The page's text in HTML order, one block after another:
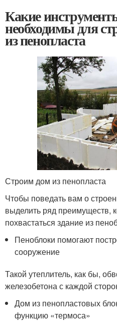
Какие
необходимы для
из пенопласта
Строим дом из пенопласта
Чтобы поведать вам о
выделить ряд преимуществ,
похвастаться здание из
Пеноблоки помогают
сооружение
Такой утеплитель, как бы,
железобетона с каждой
Дом из пенопластовых
функцию «термоса»